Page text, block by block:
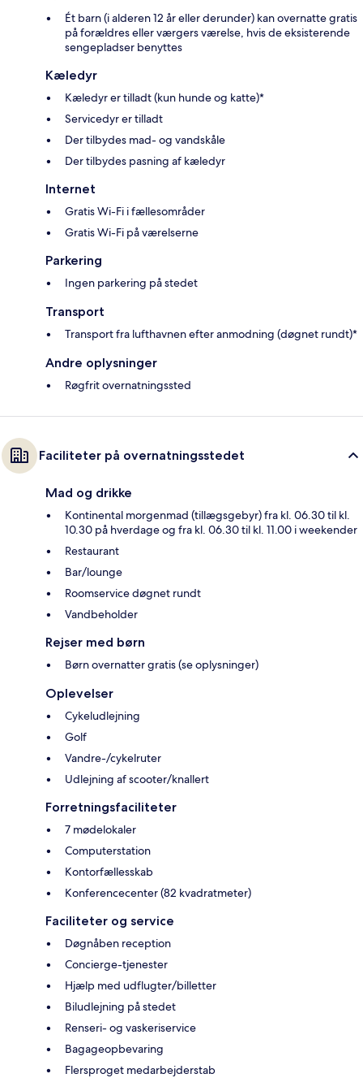
Ét barn (i alderen 12 år eller derunder) kan overnatte gratis
på forældres eller værgers værelse, hvis de eksisterende
sengepladser benyttes
Kæledyr
Kæledyr er tilladt (kun hunde og katte)*
Servicedyr er tilladt
Der tilbydes mad- og vandskåle
Der tilbydes pasning af kæledyr
Internet
Gratis Wi-Fi i fællesområder
Gratis Wi-Fi på værelserne
Parkering
Ingen parkering på stedet
Transport
Transport fra lufthavnen efter anmodning (døgnet rundt)*
Andre oplysninger
Røgfrit overnatningssted
Faciliteter på overnatningsstedet
Mad og drikke
Kontinental morgenmad (tillægsgebyr) fra kl. 06.30 til kl.
10.30 på hverdage og fra kl. 06.30 til kl. 11.00 i weekender
Restaurant
Bar/lounge
Roomservice døgnet rundt
Vandbeholder
Rejser med børn
Børn overnatter gratis (se oplysninger)
Oplevelser
Cykeludlejning
Golf
Vandre-/cykelruter
Udlejning af scooter/knallert
Forretningsfaciliteter
7 mødelokaler
Computerstation
Kontorfællesskab
Konferencecenter (82 kvadratmeter)
Faciliteter og service
Døgnåben reception
Concierge-tjenester
Hjælp med udflugter/billetter
Biludlejning på stedet
Renseri- og vaskeriservice
Bagageopbevaring
Flersproget medarbejderstab